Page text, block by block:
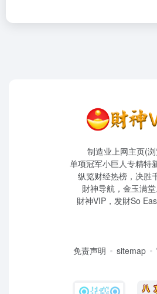
制造业上网主页(
单项冠军小巨人专精特
纵览财经热榜，决胜
財神导航，金玉满堂
財神VIP，发財So
免责声明 sitemap